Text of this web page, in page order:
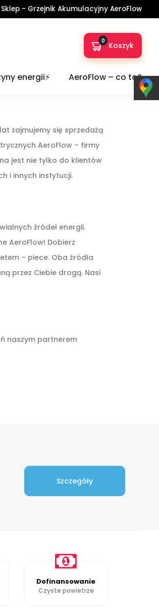
Sklep - Grzejnik Akumulacyjny AeroFlow
0 Koszyk
energii⚡️ AeroFlow – co to?
Home O nas
zajmujemy się sprzedażą
AeroFlow – firmy
jest nie tylko do klientów
i innych instytucji.
źródeł energii.
AeroFlow! Dobierz
– piece. Oba źródła
przez Ciebie drogą. Nasi
naszym partnerem
Szczegóły
Dofinansowanie
Czyste powietrze